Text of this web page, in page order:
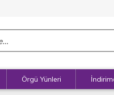
Örgü Yünleri